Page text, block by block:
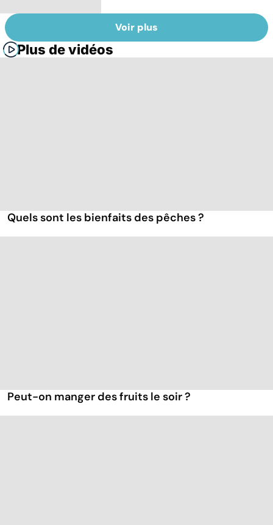
Voir plus
Plus de vidéos
Quels sont les bienfaits des pêches ?
Peut-on manger des fruits le soir ?